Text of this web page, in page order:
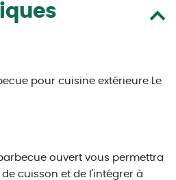
pour cuisine extérieure Le
ouvert vous permettra
cuisson et de l'intégrer à